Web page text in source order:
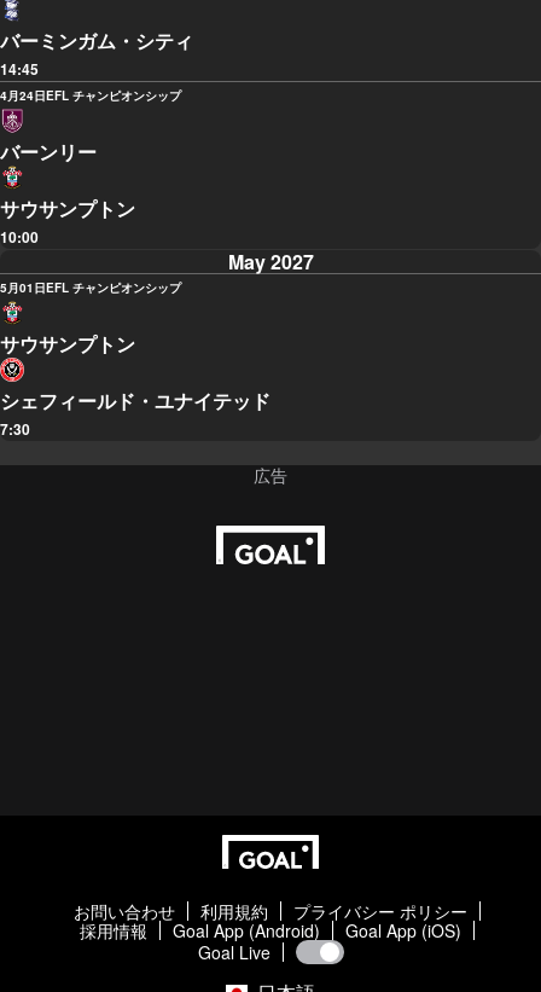
バーミンガム・シティ
14:45
4月24日EFL チャンピオンシップ
バーンリー
サウサンプトン
10:00
May 2027
5月01日EFL チャンピオンシップ
サウサンプトン
シェフィールド・ユナイテッド
7:30
お問い合わせ 利用規約
プライバシー ポリシー
採用情報
Goal App (Android)
Goal App (iOS)
Goal Live